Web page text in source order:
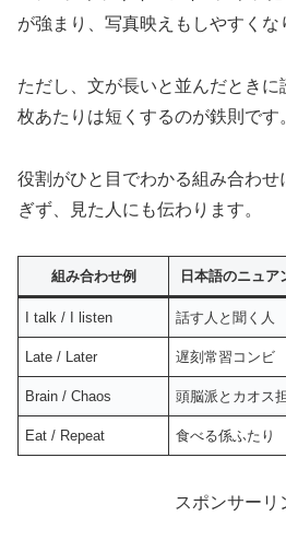
が強まり、写真映えもしやすくな
ただし、文が長いと並んだとき
枚あたりは短くするのが鉄則です
役割がひと目でわかる組み合わ
ぎず、見た人にも伝わります。
組み合わせ例 日本語のニュア
I talk / I listen 話す人と聞く人
Late / Later 遅刻常習コンビ
Brain / Chaos 頭脳派とカオス
Eat / Repeat 食べる係ふたり
スポンサーリ